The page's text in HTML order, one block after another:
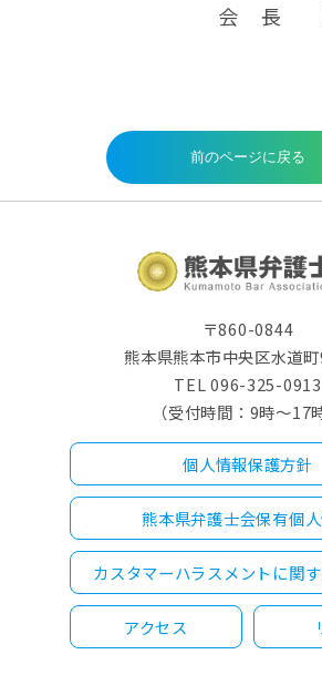
会 長
〒860-0844
熊本県熊本市中央区水道
TEL 096-325-0913
（受付時間：9時～17時
個人情報保護方針
熊本県弁護士会保有個
カスタマーハラスメントに関
アクセス